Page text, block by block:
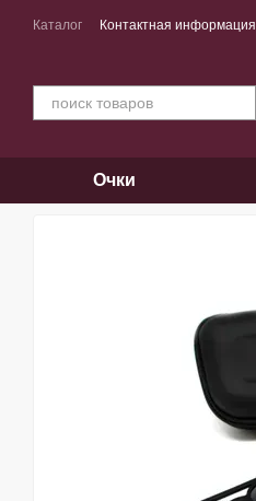
Перейти к основному контенту
Каталог Контактная информация
Очки